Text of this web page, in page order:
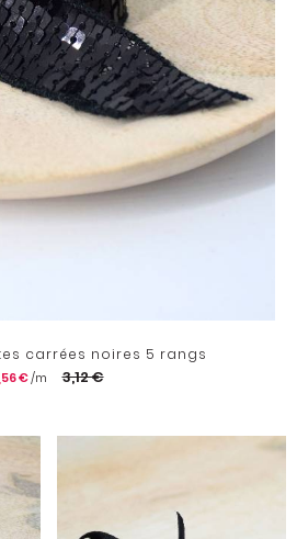
carrées noires 5 rangs
€ 3,12 €